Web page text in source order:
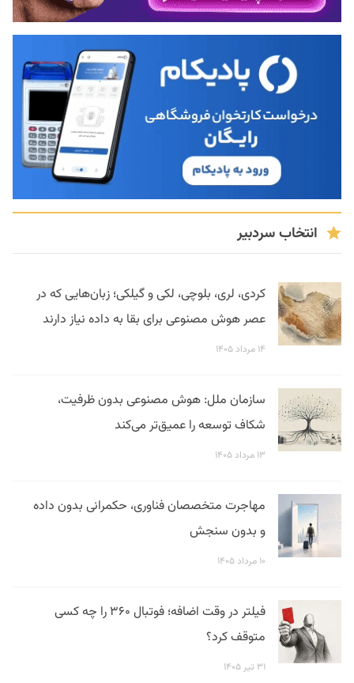
انتخاب سردبیر
کردی، لری، بلوچی، لکی و گیلکی؛ زبان‌هایی که در
عصر هوش مصنوعی برای بقا به داده نیاز دارند
۱۴ مرداد ۱۴۰۵
سازمان ملل: هوش مصنوعی بدون ظرفیت،
شکاف توسعه را عمیق‌تر می‌کند
۱۳ مرداد ۱۴۰۵
مهاجرت متخصصان فناوری، حکمرانی بدون داده
و بدون سنجش
۱۰ مرداد ۱۴۰۵
فیلتر در وقت اضافه؛ فوتبال ۳۶۰ را چه کسی
متوقف کرد؟
۳۱ تیر ۱۴۰۵